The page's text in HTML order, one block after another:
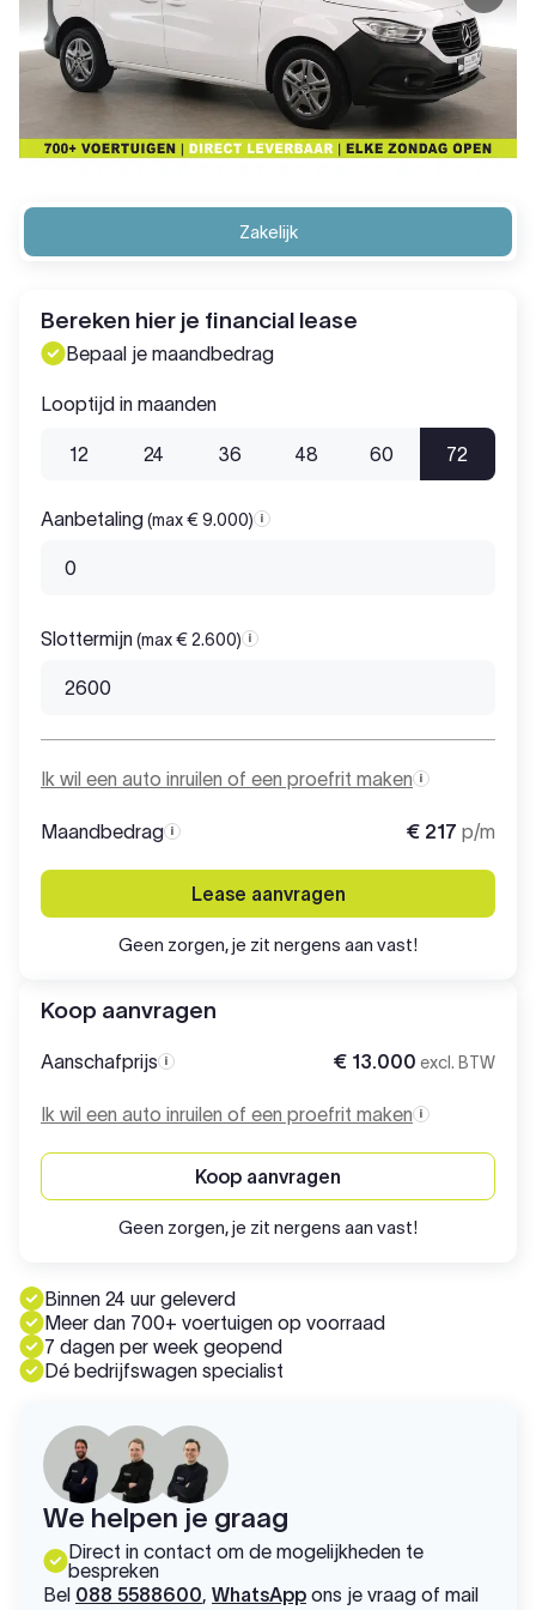
Zakelijk
Bereken hier je financial lease
Bepaal je maandbedrag
Looptijd in maanden
12 24 36 48 60 72
Aanbetaling(max € 9.000) Aanbetaling
Slottermijn(max € 2.600) Slottermijn
Ik wil een auto inruilen of een proefrit maken
Maandbedrag Maandbedrag € 217 p/m
Lease aanvragen
Geen zorgen, je zit nergens aan vast!
Koop aanvragen
Aanschafprijs Aanschafprijs € 13.000 excl. BTW
Ik wil een auto inruilen of een proefrit maken
Koop aanvragen
Geen zorgen, je zit nergens aan vast!
Binnen 24 uur geleverd
Meer dan 700+ voertuigen op voorraad
7 dagen per week geopend
Dé bedrijfswagen specialist
We helpen je graag
Direct in contact om de mogelijkheden te
bespreken
Bel 088 5588600, WhatsApp ons je vraag of mail